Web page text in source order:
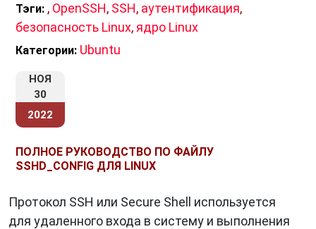
Тэги: , OpenSSH, SSH, аутентификация,
безопасность Linux, ядро Linux
Категории: Ubuntu
НОЯ
30
2022
ПОЛНОЕ РУКОВОДСТВО ПО ФАЙЛУ
SSHD_CONFIG ДЛЯ LINUX
Протокол SSH или Secure Shell используется
для удаленного входа в систему и выполнения